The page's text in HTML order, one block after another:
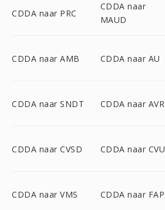
CDDA naar PRC
CDDA naar
MAUD
CDDA naar AMB CDDA naar AU
CDDA naar SNDT CDDA naar AVR
CDDA naar CVSD CDDA naar CVU
CDDA naar VMS CDDA naar FAP